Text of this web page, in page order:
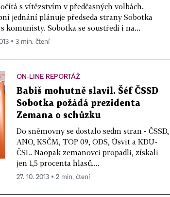
s vítězstvím v předčasných volbách.
jednání plánuje předseda strany Sobotka
komunisty. Sobotka se soustředí i na...
▪ 3 min. čtení
ON-LINE REPORTÁŽ
Babiš mohutně slavil. Šéf ČSSD
Sobotka požádá prezidenta
Zemana o schůzku
Do sněmovny se dostalo sedm stran - ČSSD,
ANO, KSČM, TOP 09, ODS, Úsvit a KDU-
ČSL. Naopak zemanovci propadli, získali
jen 1,5 procenta hlasů....
27. 10. 2013 ▪ 2 min. čtení